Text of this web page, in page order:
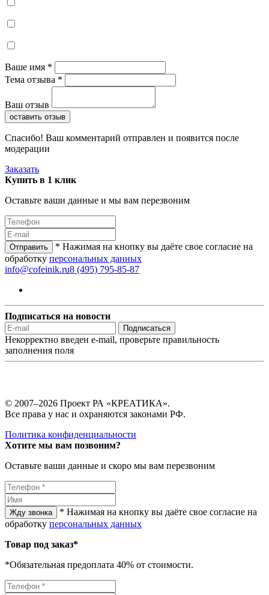
Ваше имя *
Тема отзыва *
Ваш отзыв
оставить отзыв
Спасибо! Ваш комментарий отправлен и появится после
модерации
Заказать
Купить в 1 клик
Оставьте ваши данные и мы вам перезвоним
Отправить
* Нажимая на кнопку вы даёте свое согласие на
обработку персональных данных
info@cofeinik.ru8 (495) 795-85-87
Подписаться на новости
Подписаться
Некорректно введен e-mail, проверьте правильность
заполнения поля
© 2007–2026 Проект РА «КРЕАТИКА».
Все права у нас и охраняются законами РФ.
Политика конфиденциальности
Хотите мы вам позвоним?
Оставьте ваши данные и скоро мы вам перезвоним
Жду звонка
* Нажимая на кнопку вы даёте свое согласие на
обработку персональных данных
Товар под заказ*
*Обязательная предоплата 40% от стоимости.